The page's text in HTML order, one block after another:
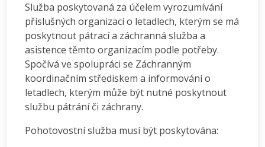
Služba poskytovaná za účelem vyrozumívání
příslušných organizací o letadlech, kterým se má
poskytnout pátrací a záchranná služba a
asistence těmto organizacím podle potřeby.
Spočívá ve spolupráci se Záchranným
koordinačním střediskem a informování o
letadlech, kterým může být nutné poskytnout
službu pátrání či záchrany.
Pohotovostní služba musí být poskytována: